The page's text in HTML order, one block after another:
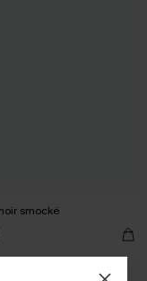
smocké